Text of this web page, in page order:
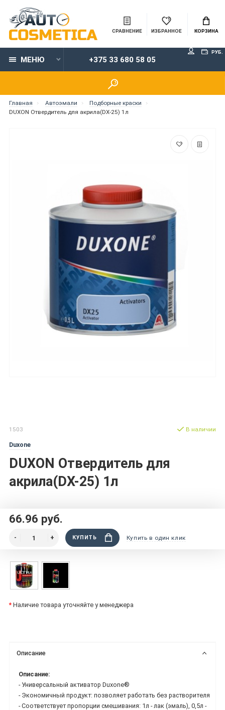
СРАВНЕНИЕ ИЗБРАННОЕ КОРЗИНА
МЕНЮ +375 33 680 58 05
РУБ.
Главная Автоэмали
Подборные краски
DUXON Отвердитель для акрила(DX-25) 1л
1503
Duxone
DUXON Отвердитель для
акрила(DX-25) 1л
В наличии
66.96 руб.
КУПИТЬ Купить в один клик
* Наличие товара уточняйте у менеджера
Описание
Описание:
- Универсальный активатор Duxone®
- Экономичный продукт: позволяет работать без растворителя
- Соответствует пропорции смешивания: 1л - лак (эмаль), 0,5л -